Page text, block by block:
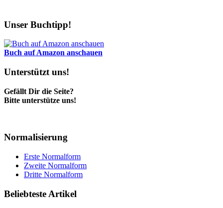
Unser Buchtipp!
Buch auf Amazon anschauen
Unterstützt uns!
Gefällt Dir die Seite?
Bitte unterstütze uns!
Normalisierung
Erste Normalform
Zweite Normalform
Dritte Normalform
Beliebteste Artikel